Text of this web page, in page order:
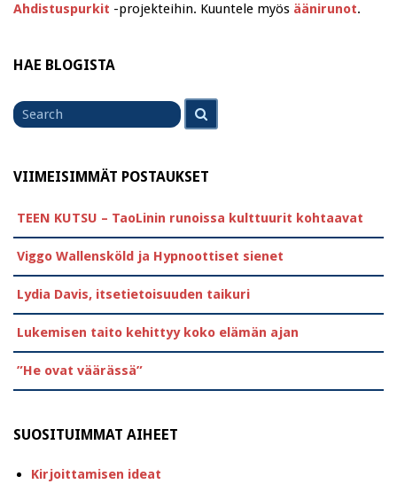
Ahdistuspurkit -projekteihin. Kuuntele myös äänirunot.
HAE BLOGISTA
Search
for
VIIMEISIMMÄT POSTAUKSET
TEEN KUTSU – TaoLinin runoissa kulttuurit kohtaavat
Viggo Wallensköld ja Hypnoottiset sienet
Lydia Davis, itsetietoisuuden taikuri
Lukemisen taito kehittyy koko elämän ajan
”He ovat väärässä”
SUOSITUIMMAT AIHEET
Kirjoittamisen ideat